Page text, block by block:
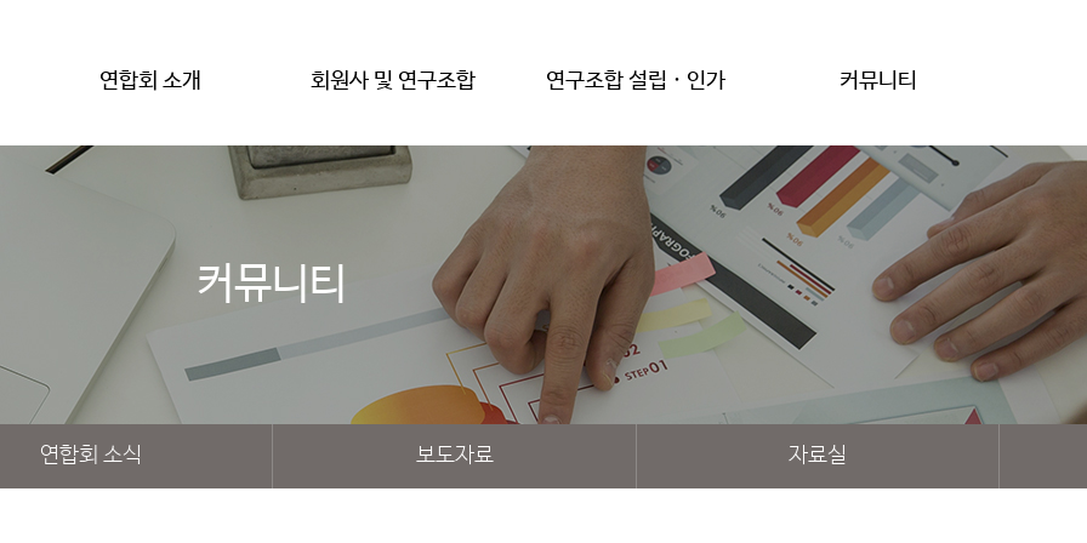
연합회 소개 회원사 및 연구조합 연구조합 설립 · 인가 커뮤니티
커뮤니티
연합회 소식 보도자료 자료실